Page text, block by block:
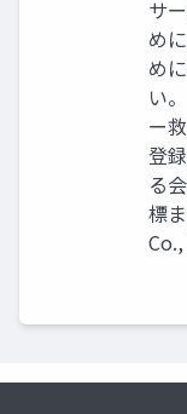
サ
め
め
い
ー
登
る
標